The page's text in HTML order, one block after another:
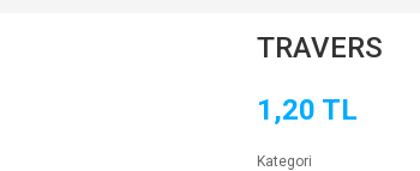
TRAVERS
1,20 TL
Kategori